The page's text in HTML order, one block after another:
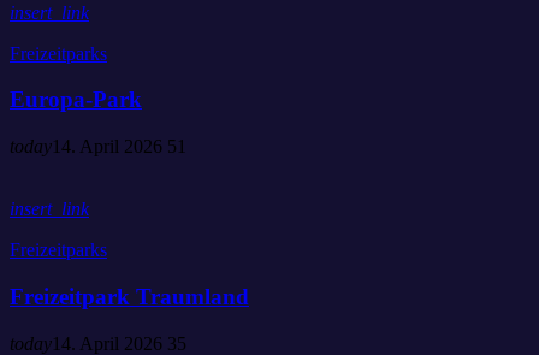
insert_link
Freizeitparks
Europa-Park
today14. April 2026 51
insert_link
Freizeitparks
Freizeitpark Traumland
today14. April 2026 35